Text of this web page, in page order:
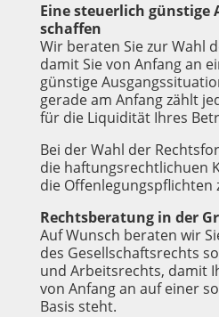
Eine steuerlich günstige
schaffen
Wir beraten Sie zur Wahl
damit Sie von Anfang an
günstige
gerade am Anfang zählt
für die Liquidität Ihres
Bei der Wahl der
die haftungsrechtlichuen
die Offenlegungspflichten
Rechtsberatung in der
Auf Wunsch beraten wir
des Gesellschaftsrechts
und Arbeitsrechts, damit
von Anfang an auf einer
Basis steht.